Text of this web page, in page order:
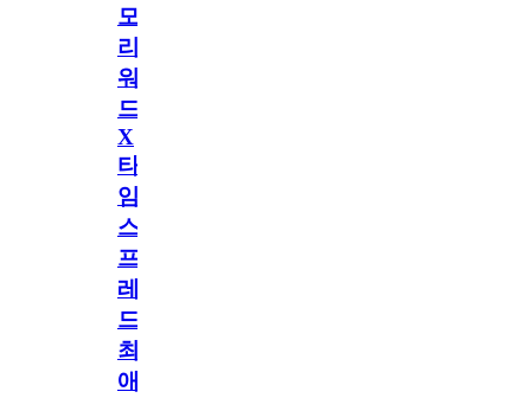
모
리
워
드
X
타
임
스
프
레
드]
최
애